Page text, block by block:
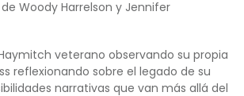
Woody Harrelson y Jennifer
veterano observando su propia
reflexionando sobre el legado de su
narrativas que van más allá del